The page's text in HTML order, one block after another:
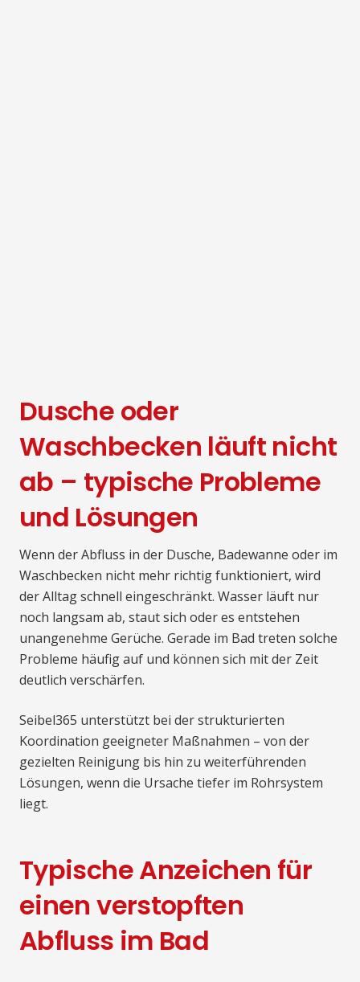
Dusche oder
Waschbecken läuft nicht
ab – typische Probleme
und Lösungen
Wenn der Abfluss in der Dusche, Badewanne oder im
Waschbecken nicht mehr richtig funktioniert, wird
der Alltag schnell eingeschränkt. Wasser läuft nur
noch langsam ab, staut sich oder es entstehen
unangenehme Gerüche. Gerade im Bad treten solche
Probleme häufig auf und können sich mit der Zeit
deutlich verschärfen.
Seibel365 unterstützt bei der strukturierten
Koordination geeigneter Maßnahmen – von der
gezielten Reinigung bis hin zu weiterführenden
Lösungen, wenn die Ursache tiefer im Rohrsystem
liegt.
Typische Anzeichen für
einen verstopften
Abfluss im Bad